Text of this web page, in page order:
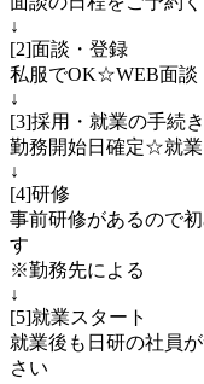
↓
[2]面談・登録
私服でOK☆WEB面談
↓
[3]採用・就業の手続き
勤務開始日確定☆就
↓
[4]研修
事前研修があるので
す
※勤務先による
↓
[5]就業スタート
就業後も日研の社員
さい